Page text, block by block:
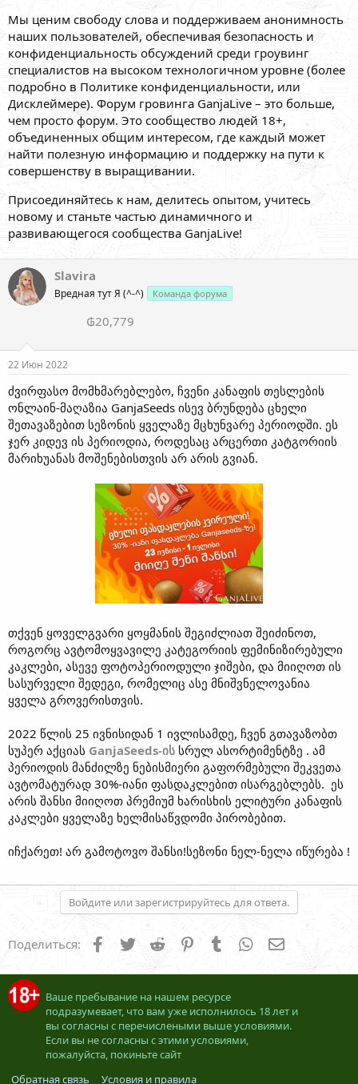
Мы ценим свободу слова и поддерживаем анонимность
наших пользователей, обеспечивая безопасность и
конфиденциальность обсуждений среди гроувинг
специалистов на высоком технологичном уровне (более
подробно в Политике конфиденциальности, или
Дисклеймере). Форум гровинга GanjaLive – это больше,
чем просто форум. Это сообщество людей 18+,
объединенных общим интересом, где каждый может
найти полезную информацию и поддержку на пути к
совершенству в выращивании.
Присоединяйтесь к нам, делитесь опытом, учитесь
новому и станьте частью динамичного и
развивающегося сообщества GanjaLive!
Slavira
Вредная тут Я (^-^) Команда форума
₲20,779
22 Июн 2022
ძვირფასო მომხმარებლებო, ჩვენი კანაფის თესლების
ონლაინ-მაღაზია GanjaSeeds ისევ ბრუნდება ცხელი
შეთავაზებით სეზონის ყველაზე მცხუნვარე პერიოდში. ეს
ჯერ კიდევ ის პერიოდია, როდესაც არცერთი კატგორიის
მარიხუანას მოშენებისთვის არ არის გვიან.
თქვენ ყოველგვარი ყოყმანის შეგიძლიათ შეიძინოთ,
როგორც ავტომოყვავილე კატეგორიის ფემინიზირებული
კაკლები, ასევე ფოტოპერიოდული ჯიშები, და მიიღოთ ის
სასურველი შედეგი, რომელიც ასე მნიშვნელოვანია
ყველა გროვერისთვის.
2022 წლის 25 ივნისიდან 1 ივლისამდე, ჩვენ გთავაზობთ
სუპერ აქციას GanjaSeeds-ის სრულ ასორტიმენტზე . ამ
პერიოდის მანძილზე ნებისმიერი გაფორმებული შეკვეთა
ავტომატურად 30%-იანი ფასდაკლებით ისარგებლებს. ეს
არის შანსი მიიღოთ პრემიუმ ხარისხის ელიტური კანაფის
კაკლები ყველაზე ხელმისაწვდომი პირობებით.
იჩქარეთ! არ გამოტოვო შანსი!სეზონი ნელ-ნელა იწურება !
Войдите или зарегистрируйтесь для ответа.
Поделиться: Facebook
Twitter Reddit PinterestTumblr WhatsApp
Ваше пребывание на нашем ресурсе
подразумевает, что вам уже исполнилось 18 лет и
вы согласны с перечислеными выше условиями.
Если вы не согласны с этими условиями,
пожалуйста, покиньте сайт
Обратная связь
Условия и правила